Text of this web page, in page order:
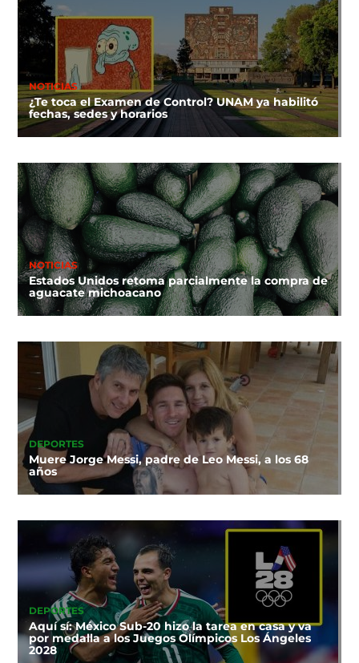
NOTICIAS
¿Te toca el Examen de Control? UNAM ya habilitó
fechas, sedes y horarios
NOTICIAS
Estados Unidos retoma parcialmente la compra de
aguacate michoacano
DEPORTES
Muere Jorge Messi, padre de Leo Messi, a los 68
años
DEPORTES
Aquí sí: México Sub-20 hizo la tarea en casa y va
por medalla a los Juegos Olímpicos Los Ángeles
2028